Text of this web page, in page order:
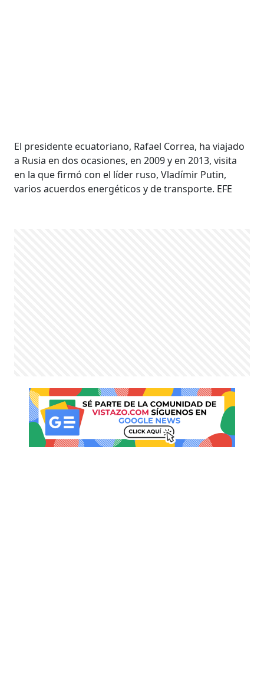
El presidente ecuatoriano, Rafael Correa, ha viajado
a Rusia en dos ocasiones, en 2009 y en 2013, visita
en la que firmó con el líder ruso, Vladímir Putin,
varios acuerdos energéticos y de transporte. EFE